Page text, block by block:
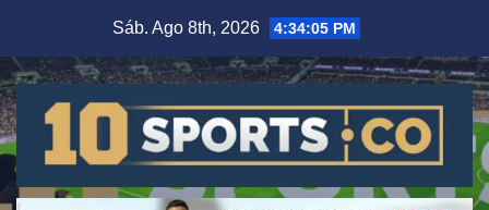
Sáb. Ago 8th, 2026 4:34:06 PM